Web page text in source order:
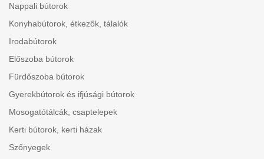
Nappali bútorok
Konyhabútorok, étkezők, tálalók
Irodabútorok
Előszoba bútorok
Fürdőszoba bútorok
Gyerekbútorok és ifjúsági bútorok
Mosogatótálcák, csaptelepek
Kerti bútorok, kerti házak
Szőnyegek